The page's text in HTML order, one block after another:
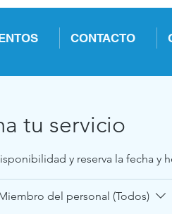
CONTACTO
tu servicio
y reserva la fecha y
del personal (Todos)